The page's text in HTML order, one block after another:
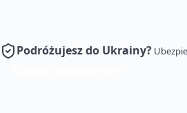
Podróżujesz do Ukrainy?